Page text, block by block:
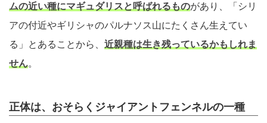
ムの近い種にマギュダリスと呼ばれるものがあり、「シリ
アの付近やギリシャのパルナソス山にたくさん生えてい
る」とあることから、 近親種は生き残っているかもしれま
せん。
正体は、おそらくジャイアントフェンネルの一種